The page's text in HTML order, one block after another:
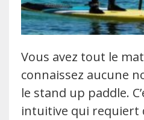
Vous avez tout le
connaissez aucune
le stand up paddle.
intuitive qui requiert